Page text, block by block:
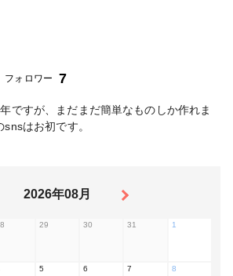
フォロワー 7
ですが、まだまだ簡単なものしか作れま
はお初です。
2026年08月
29 30 31 1
5 6 7 8